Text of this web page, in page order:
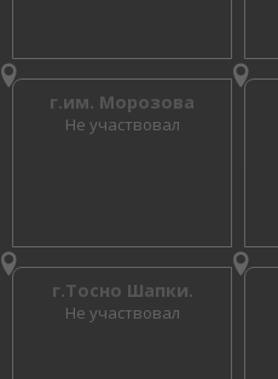
г.им. Морозова
Не участвовал
г.Тосно Шапки.
Не участвовал